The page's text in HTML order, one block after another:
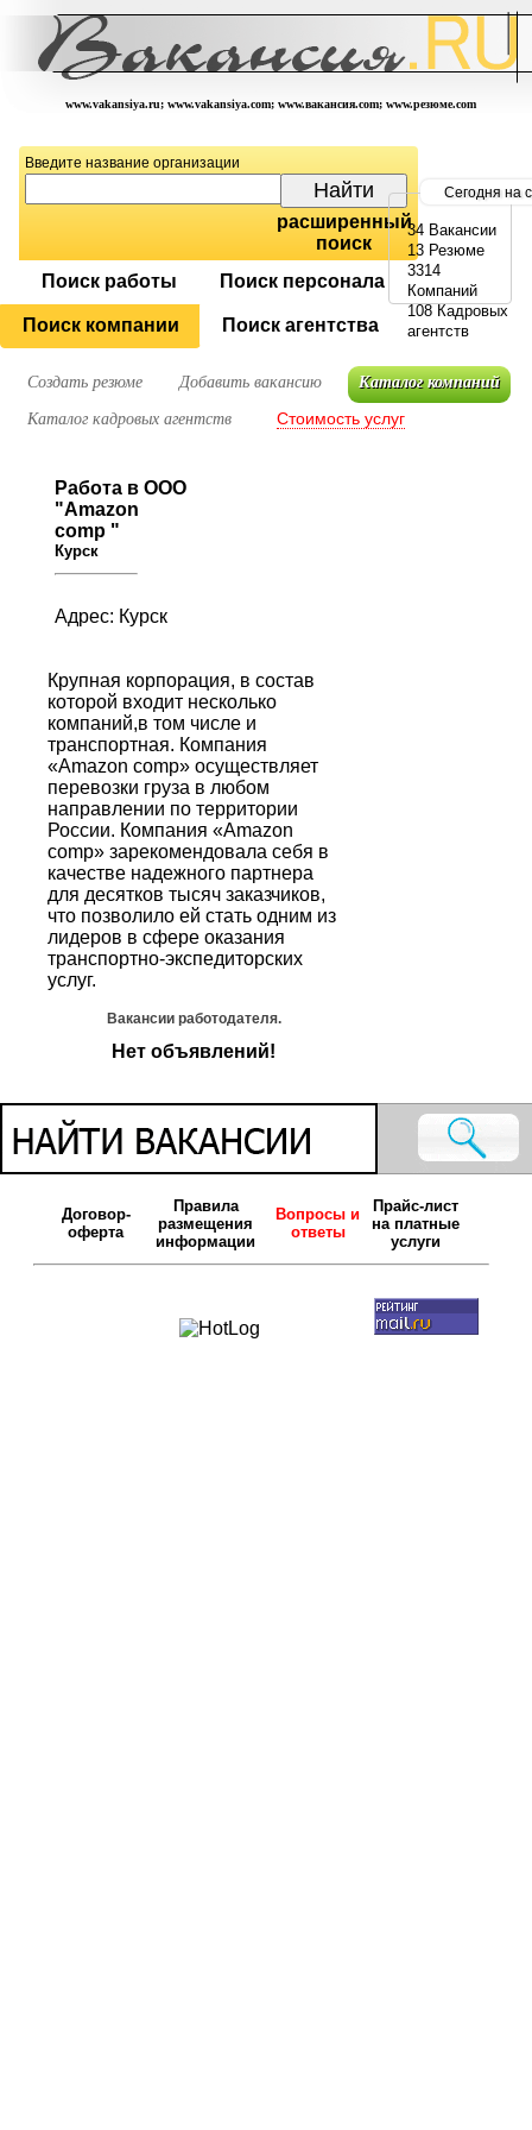
www.vakansiya.ru; www.vakansiya.com; www.вакансия.com; www.резюме.com
Введите название организации
расширенный
поиск
Поиск работы
Поиск персонала
Поиск компании Поиск агентства
Сегодня на
34 Вакансии
13 Резюме
3314
Компаний
108 Кадровых
агентств
Создать резюме Добавить вакансию Каталог компаний
Каталог кадровых агентств Стоимость услуг
Работа в ООО
"Amazon
comр "
Курск
Адрес: Курск
Крупная корпорация, в состав
которой входит несколько
компаний,в том числе и
транспортная. Компания
«Amazon comр» осуществляет
перевозки груза в любом
направлении по территории
России. Компания «Amazon
comр» зарекомендовала себя в
качестве надежного партнера
для десятков тысяч заказчиков,
что позволило ей стать одним из
лидеров в сфере оказания
транспортно-экспедиторских
услуг.
Вакансии работодателя.
Нет объявлений!
Договор-
оферта
Правила
размещения
информации
Вопросы и
ответы
Прайс-лист
на платные
услуги